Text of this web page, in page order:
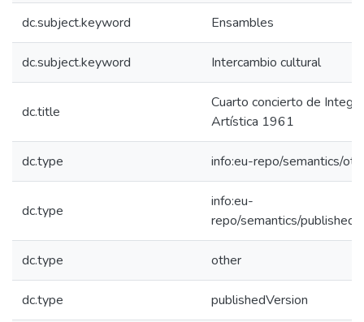
dc.subject.keyword Ensambles
dc.subject.keyword Intercambio cultural
dc.title
Cuarto concierto de
Artística 1961
dc.type info:eu-repo/semantics/
dc.type
info:eu-
repo/semantics/
dc.type other
dc.type publishedVersion